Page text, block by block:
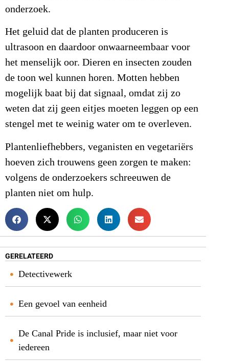
onderzoek.
Het geluid dat de planten produceren is
ultrasoon en daardoor onwaarneembaar voor
het menselijk oor. Dieren en insecten zouden
de toon wel kunnen horen. Motten hebben
mogelijk baat bij dat signaal, omdat zij zo
weten dat zij geen eitjes moeten leggen op een
stengel met te weinig water om te overleven.
Plantenliefhebbers, veganisten en vegetariërs
hoeven zich trouwens geen zorgen te maken:
volgens de onderzoekers schreeuwen de
planten niet om hulp.
GERELATEERD
Detectivewerk
Een gevoel van eenheid
De Canal Pride is inclusief, maar niet voor
iedereen